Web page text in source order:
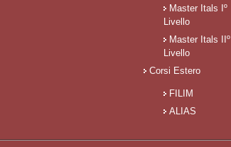
Master Itals Iº
Livello
Master Itals IIº
Livello
Corsi Estero
FILIM
ALIAS